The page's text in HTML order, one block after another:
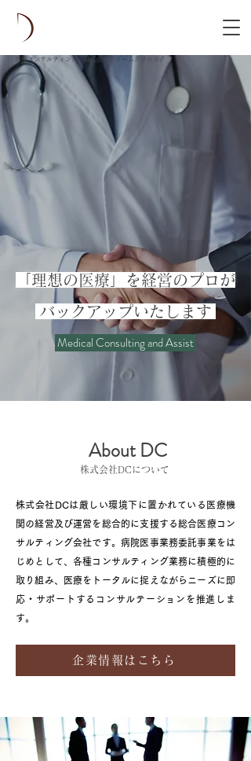
「理想の医療」を経営のプロが
バックアップいたします
Medical Consulting and Assist
医療コンサルティング｜株式会社ドリームクリニック
About DC
株式会社DCについて
株式会社DCは厳しい環境下に置かれている医療機
関の経営及び運営を総合的に支援する総合医療コン
サルティング会社です。病院医事業務委託事業をは
じめとして、各種コンサルティング業務に積極的に
取り組み、医療をトータルに捉えながらニーズに即
応・サポートするコンサルテーションを推進しま
す。
企業情報はこちら